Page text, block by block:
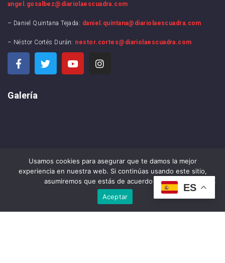
angel.gosalbez@diariolaescuadra.com
– Daniel Quintana Tejada: daniel.quintana@diariolaescuadra.com
– Néstor Cortés Durán: nestor.cortes@diariolaescuadra.com
Galería
ES
Usamos cookies para asegurar que te damos la mejor
experiencia en nuestra web. Si continúas usando este sitio,
asumiremos que estás de acuerdo con ello.
Aceptar